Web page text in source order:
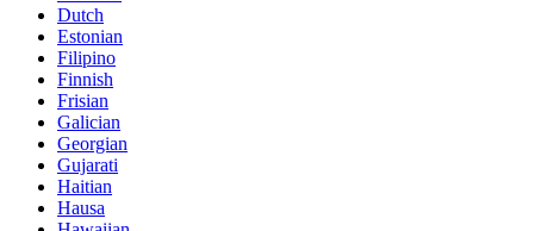
Dutch
Estonian
Filipino
Finnish
Frisian
Galician
Georgian
Gujarati
Haitian
Hausa